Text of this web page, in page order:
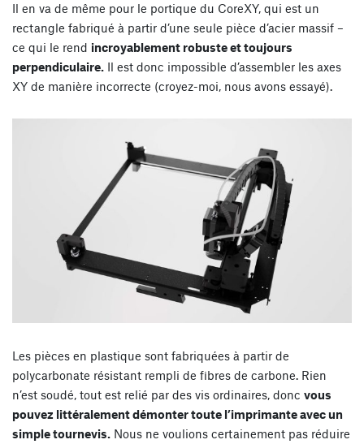
Il en va de même pour le portique du CoreXY, qui est un
rectangle fabriqué à partir d’une seule pièce d’acier massif –
ce qui le rend incroyablement robuste et toujours
perpendiculaire. Il est donc impossible d’assembler les axes
XY de manière incorrecte (croyez-moi, nous avons essayé).
Les pièces en plastique sont fabriquées à partir de
polycarbonate résistant rempli de fibres de carbone. Rien
n’est soudé, tout est relié par des vis ordinaires, donc vous
pouvez littéralement démonter toute l’imprimante avec un
simple tournevis. Nous ne voulions certainement pas réduire